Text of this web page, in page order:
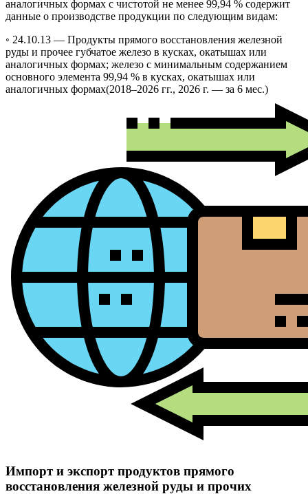
аналогичных формах с чистотой не менее 99,94 % содержит
данные о производстве продукции по следующим видам:
◦ 24.10.13 — Продукты прямого восстановления железной
руды и прочее губчатое железо в кусках, окатышах или
аналогичных формах; железо с минимальным содержанием
основного элемента 99,94 % в кусках, окатышах или
аналогичных формах(2018–2026 гг., 2026 г. — за 6 мес.)
Импорт и экспорт продуктов прямого
восстановления железной руды и прочих